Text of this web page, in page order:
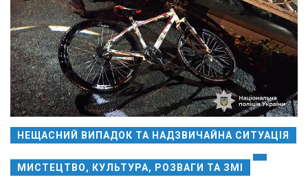
НЕЩАСНИЙ ВИПАДОК ТА НАДЗВИЧАЙНА СИТУАЦІЯ
МИСТЕЦТВО, КУЛЬТУРА, РОЗВАГИ ТА ЗМІ